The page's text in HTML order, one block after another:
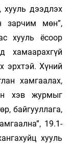
хууль дээдлэх
зарчим мөн”,
хууль ёсоор
хамаарахгүй
эрхтэй. Хүний
хамгаалах,
хэв журмыг
байгууллага,
19.1-
хууль